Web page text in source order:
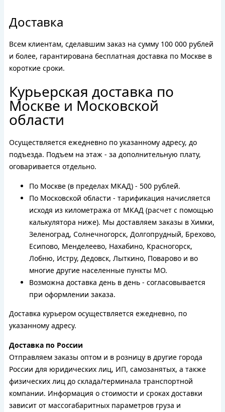
Доставка
Всем клиентам, сделавшим заказ на сумму 100 000 рублей
и более, гарантирована бесплатная доставка по Москве в
короткие сроки.
Курьерская доставка по
Москве и Московской
области
Осуществляется ежедневно по указанному адресу, до
подъезда. Подъем на этаж - за дополнительную плату,
оговаривается отдельно.
По Москве (в пределах МКАД) - 500 рублей.
По Московской области - тарификация начисляется
исходя из километража от МКАД (расчет с помощью
калькулятора ниже). Мы доставляем заказы в Химки,
Зеленоград, Солнечногорск, Долгопрудный, Брехово,
Есипово, Менделеево, Нахабино, Красногорск,
Лобню, Истру, Дедовск, Лыткино, Поварово и во
многие другие населенные пункты МО.
Возможна доставка день в день - согласовывается
при оформлении заказа.
Доставка курьером осуществляется ежедневно, по
указанному адресу.
Доставка по России
Отправляем заказы оптом и в розницу в другие города
России для юридических лиц, ИП, самозанятых, а также
физических лиц до склада/терминала транспортной
компании. Информация о стоимости и сроках доставки
зависит от массогабаритных параметров груза и